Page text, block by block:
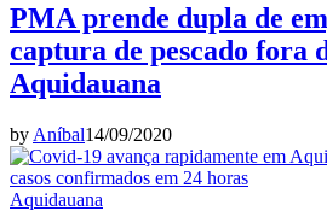
PMA prende dupla de
captura de pescado fora
Aquidauana
by Aníbal14/09/2020
Aquidauana